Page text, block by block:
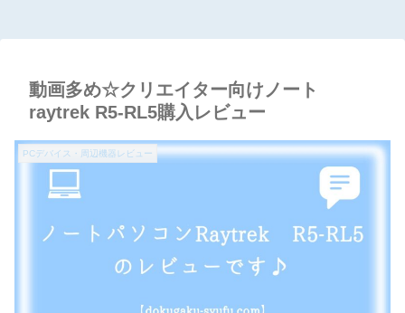
動画多め☆クリエイター向けノート
raytrek R5-RL5購入レビュー
PCデバイス・周辺機器レビュー